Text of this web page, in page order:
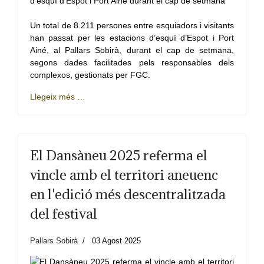
Un total de 8.211 persones entre esquiadors i visitants
han passat per les estacions d’esquí d’Espot i Port
Ainé, al Pallars Sobirà, durant el cap de setmana,
segons dades facilitades pels responsables dels
complexos, gestionats per FGC.
Llegeix més …
El Dansàneu 2025 referma el
vincle amb el territori aneuenc
en l'edició més descentralitzada
del festival
Pallars Sobirà 03 Agost 2025